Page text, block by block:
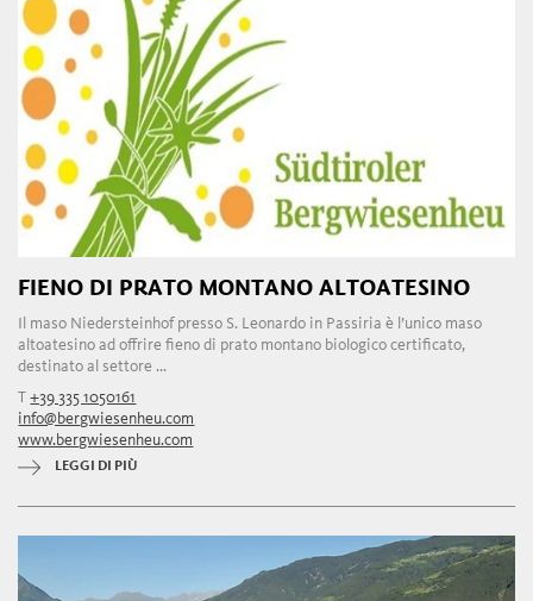
FIENO DI PRATO MONTANO ALTOATESINO
Il maso Niedersteinhof presso S. Leonardo in Passiria è l’unico maso
altoatesino ad offrire fieno di prato montano biologico certificato,
destinato al settore ...
T+39 335 1050161
info@bergwiesenheu.com
www.bergwiesenheu.com
LEGGI DI PIÙ